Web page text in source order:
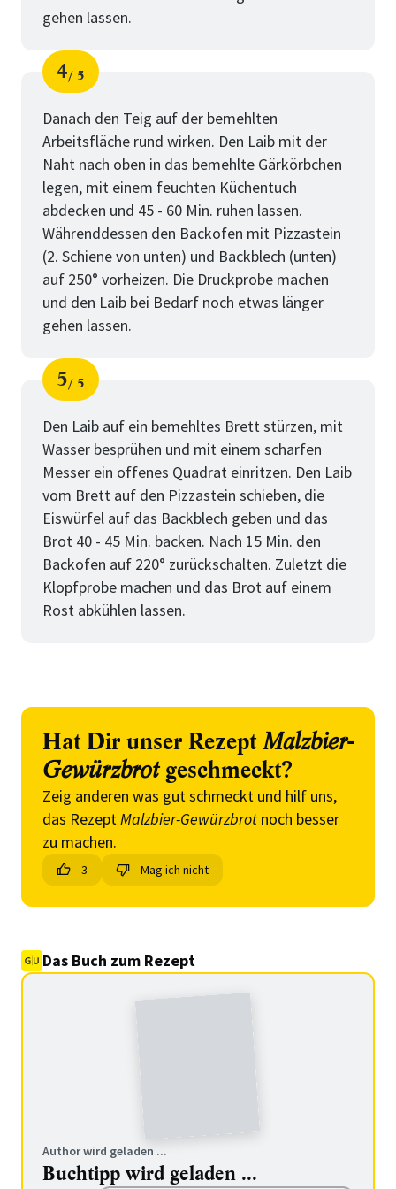
gehen lassen.
Schritt
4
von
5
Danach den Teig auf der bemehlten
Arbeitsfläche rund wirken. Den Laib mit der
Naht nach oben in das bemehlte Gärkörbchen
legen, mit einem feuchten Küchentuch
abdecken und 45 - 60 Min. ruhen lassen.
Währenddessen den Backofen mit Pizzastein
(2. Schiene von unten) und Backblech (unten)
auf 250° vorheizen. Die Druckprobe machen
und den Laib bei Bedarf noch etwas länger
gehen lassen.
Schritt
5
von
5
Den Laib auf ein bemehltes Brett stürzen, mit
Wasser besprühen und mit einem scharfen
Messer ein offenes Quadrat einritzen. Den Laib
vom Brett auf den Pizzastein schieben, die
Eiswürfel auf das Backblech geben und das
Brot 40 - 45 Min. backen. Nach 15 Min. den
Backofen auf 220° zurückschalten. Zuletzt die
Klopfprobe machen und das Brot auf einem
Rost abkühlen lassen.
Hat Dir unser Rezept Malzbier-
Gewürzbrotgeschmeckt?
Zeig anderen was gut schmeckt und hilf uns,
das RezeptMalzbier-Gewürzbrot noch besser
zu machen.
3 Mag ich nicht
Das Buch zum Rezept
Author wird geladen ...
Buchtipp wird geladen ...